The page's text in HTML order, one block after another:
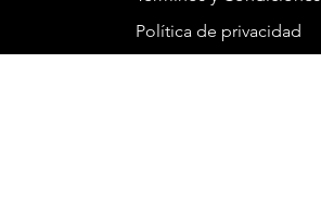
Política de privacidad